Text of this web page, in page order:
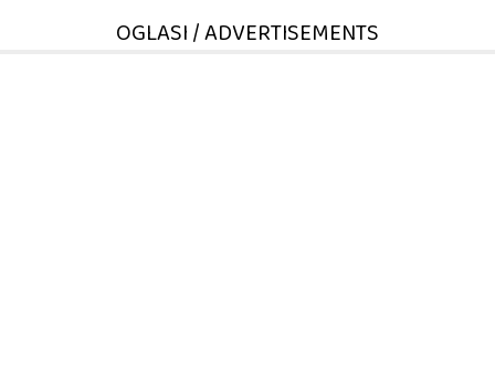
OGLASI / ADVERTISEMENTS